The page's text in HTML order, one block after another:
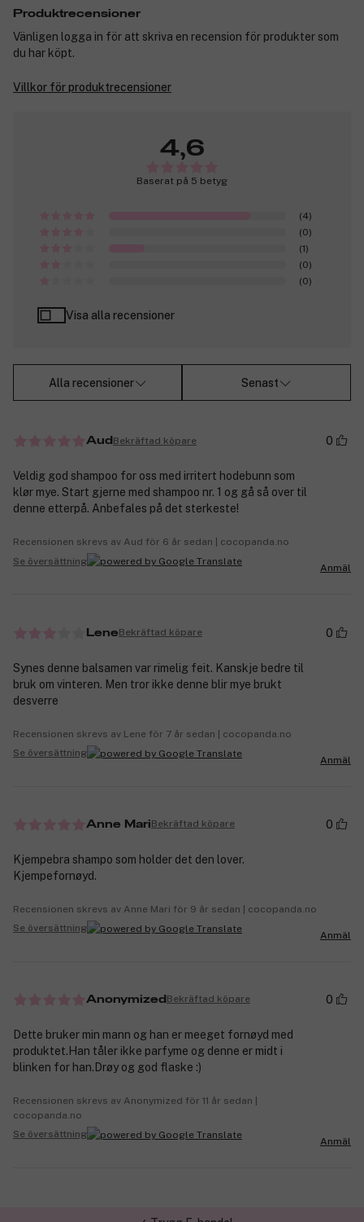
Produktrecensioner
Vänligen logga in för att skriva en recension för produkter som
du har köpt.
Villkor för produktrecensioner
4,6
Baserat på 5 betyg
(4)
(0)
(1)
(0)
(0)
Visa alla recensioner
Alla recensioner Senast
Aud Bekräftad köpare 0
Veldig god shampoo for oss med irritert hodebunn som
klør mye. Start gjerne med shampoo nr. 1 og gå så over til
denne etterpå. Anbefales på det sterkeste!
Recensionen skrevs av Aud för 6 år sedan | cocopanda.no
Se översättning
Anmäl
LeneBekräftad köpare 0
Synes denne balsamen var rimelig feit. Kanskje bedre til
bruk om vinteren. Men tror ikke denne blir mye brukt
desverre
Recensionen skrevs av Lene för 7 år sedan | cocopanda.no
Se översättning
Anmäl
Anne MariBekräftad köpare 0
Kjempebra shampo som holder det den lover.
Kjempefornøyd.
Recensionen skrevs av Anne Mari för 9 år sedan | cocopanda.no
Se översättning
Anmäl
Anonymized Bekräftad köpare 0
Dette bruker min mann og han er meeget fornøyd med
produktet.Han tåler ikke parfyme og denne er midt i
blinken for han.Drøy og god flaske :)
Recensionen skrevs av Anonymized för 11 år sedan |
cocopanda.no
Se översättning
Anmäl